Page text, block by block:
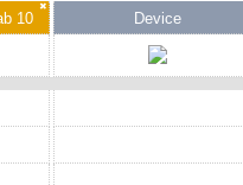
✖
10 Device